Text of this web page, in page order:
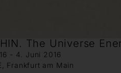
The Universe
- 4. Juni 2016
Frankfurt am Main